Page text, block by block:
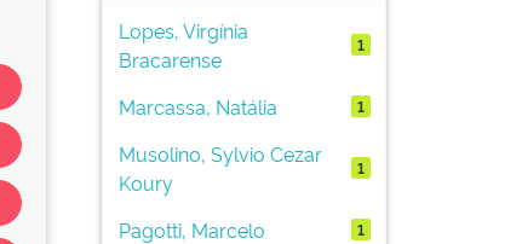
Lopes, Virgínia
Bracarense
1
Marcassa, Natália 1
Musolino, Sylvio Cezar
Koury
1
Pagotti, Marcelo 1